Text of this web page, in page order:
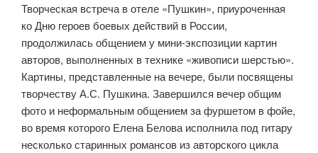
Творческая встреча в отеле «Пушкин», приуроченная
ко Дню героев боевых действий в России,
продолжилась общением у мини-экспозиции картин
авторов, выполненных в технике «живописи шерстью».
Картины, представленные на вечере, были посвящены
творчеству А.С. Пушкина. Завершился вечер общим
фото и неформальным общением за фуршетом в фойе,
во время которого Елена Белова исполнила под гитару
несколько старинных романсов из авторского цикла